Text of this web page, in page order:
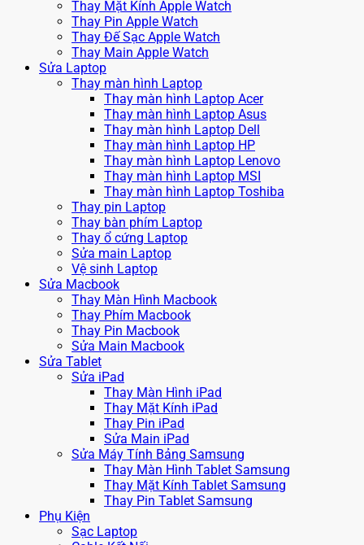
Thay Mặt Kính Apple Watch
Thay Pin Apple Watch
Thay Đế Sạc Apple Watch
Thay Main Apple Watch
Sửa Laptop
Thay màn hình Laptop
Thay màn hình Laptop Acer
Thay màn hình Laptop Asus
Thay màn hình Laptop Dell
Thay màn hình Laptop HP
Thay màn hình Laptop Lenovo
Thay màn hình Laptop MSI
Thay màn hình Laptop Toshiba
Thay pin Laptop
Thay bàn phím Laptop
Thay ổ cứng Laptop
Sửa main Laptop
Vệ sinh Laptop
Sửa Macbook
Thay Màn Hình Macbook
Thay Phím Macbook
Thay Pin Macbook
Sửa Main Macbook
Sửa Tablet
Sửa iPad
Thay Màn Hình iPad
Thay Mặt Kính iPad
Thay Pin iPad
Sửa Main iPad
Sửa Máy Tính Bảng Samsung
Thay Màn Hình Tablet Samsung
Thay Mặt Kính Tablet Samsung
Thay Pin Tablet Samsung
Phụ Kiện
Sạc Laptop